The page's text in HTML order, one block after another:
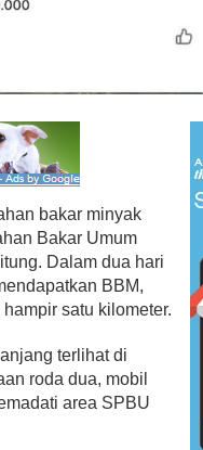
bakar minyak
Bakar Umum
Dalam dua hari
BBM,
satu kilometer.
terlihat di
roda dua, mobil
area SPBU